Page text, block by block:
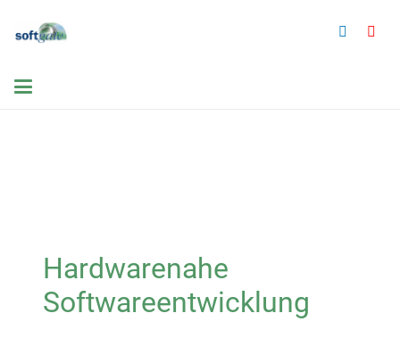
Hardwarenahe
Softwareentwicklung